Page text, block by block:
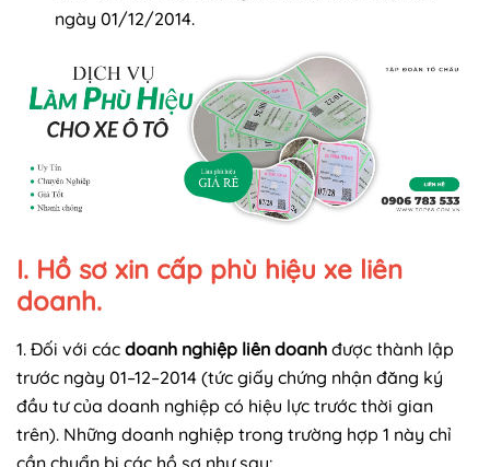
ngày 01/12/2014.
I. Hồ sơ xin cấp phù hiệu xe liên
doanh.
1. Đối với các doanh nghiệp liên doanh được thành lập
trước ngày 01–12–2014 (tức giấy chứng nhận đăng ký
đầu tư của doanh nghiệp có hiệu lực trước thời gian
trên). Những doanh nghiệp trong trường hợp 1 này chỉ
cần chuẩn bị các hồ sơ như sau: